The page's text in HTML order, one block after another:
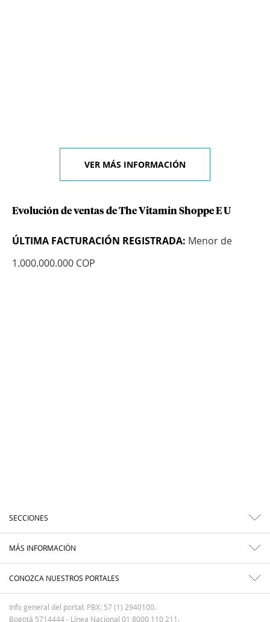
VER MÁS INFORMACIÓN
Evolución de ventas de The Vitamin Shoppe E U
ÚLTIMA FACTURACIÓN REGISTRADA: Menor de
1.000.000.000 COP
SECCIONES
MÁS INFORMACIÓN
CONOZCA NUESTROS PORTALES
Info general del portal: PBX: 57 (1) 2940100.
Bogotá 5714444 - Línea Nacional 01 8000 110 211.